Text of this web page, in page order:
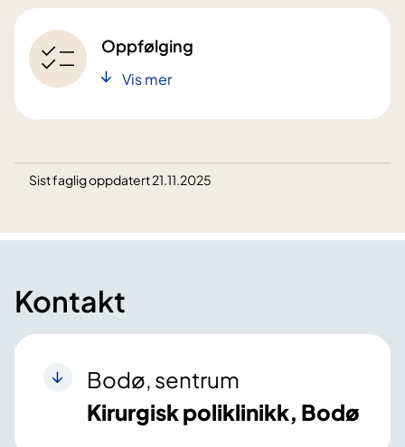
Oppfølging
Vis mer
Sist faglig oppdatert 21.11.2025
Kontakt
Bodø, sentrum
Kirurgisk poliklinikk, Bodø